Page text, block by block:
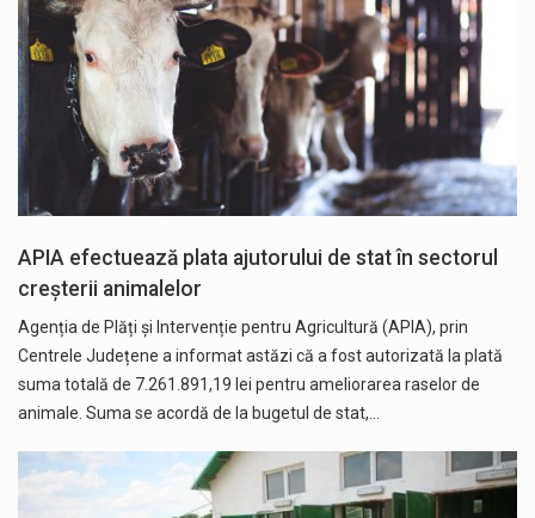
APIA efectuează plata ajutorului de stat în sectorul
creșterii animalelor
Agenția de Plăți și Intervenție pentru Agricultură (APIA), prin
Centrele Județene a informat astăzi că a fost autorizată la plată
suma totală de 7.261.891,19 lei pentru ameliorarea raselor de
animale. Suma se acordă de la bugetul de stat,…